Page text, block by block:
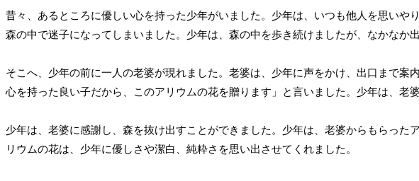
昔々、あるところに優しい心を持った少年がいました。少年は、いつも他人を思いや
森の中で迷子になってしまいました。少年は、森の中を歩き続けましたが、なかなか
そこへ、少年の前に一人の老婆が現れました。老婆は、少年に声をかけ、出口まで案
心を持った良い子だから、このアリウムの花を贈ります」と言いました。少年は、老
少年は、老婆に感謝し、森を抜け出すことができました。少年は、老婆からもらった
リウムの花は、少年に優しさや潔白、純粋さを思い出させてくれました。